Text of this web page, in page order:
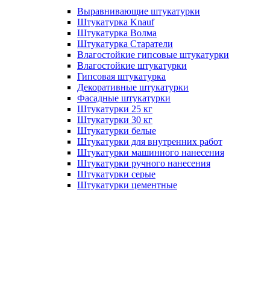
Выравнивающие штукатурки
Штукатурка Knauf
Штукатурка Волма
Штукатурка Старатели
Влагостойкие гипсовые штукатурки
Влагостойкие штукатурки
Гипсовая штукатурка
Декоративные штукатурки
Фасадные штукатурки
Штукатурки 25 кг
Штукатурки 30 кг
Штукатурки белые
Штукатурки для внутренних работ
Штукатурки машинного нанесения
Штукатурки ручного нанесения
Штукатурки серые
Штукатурки цементные